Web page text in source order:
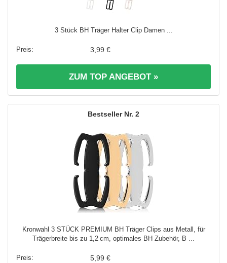
3 Stück BH Träger Halter Clip Damen ...
3,99 €
ZUM TOP ANGEBOT »
2
Kronwahl 3 STÜCK PREMIUM BH Träger Clips aus Metall, für
Trägerbreite bis zu 1,2 cm, optimales BH Zubehör, B ...
5,99 €